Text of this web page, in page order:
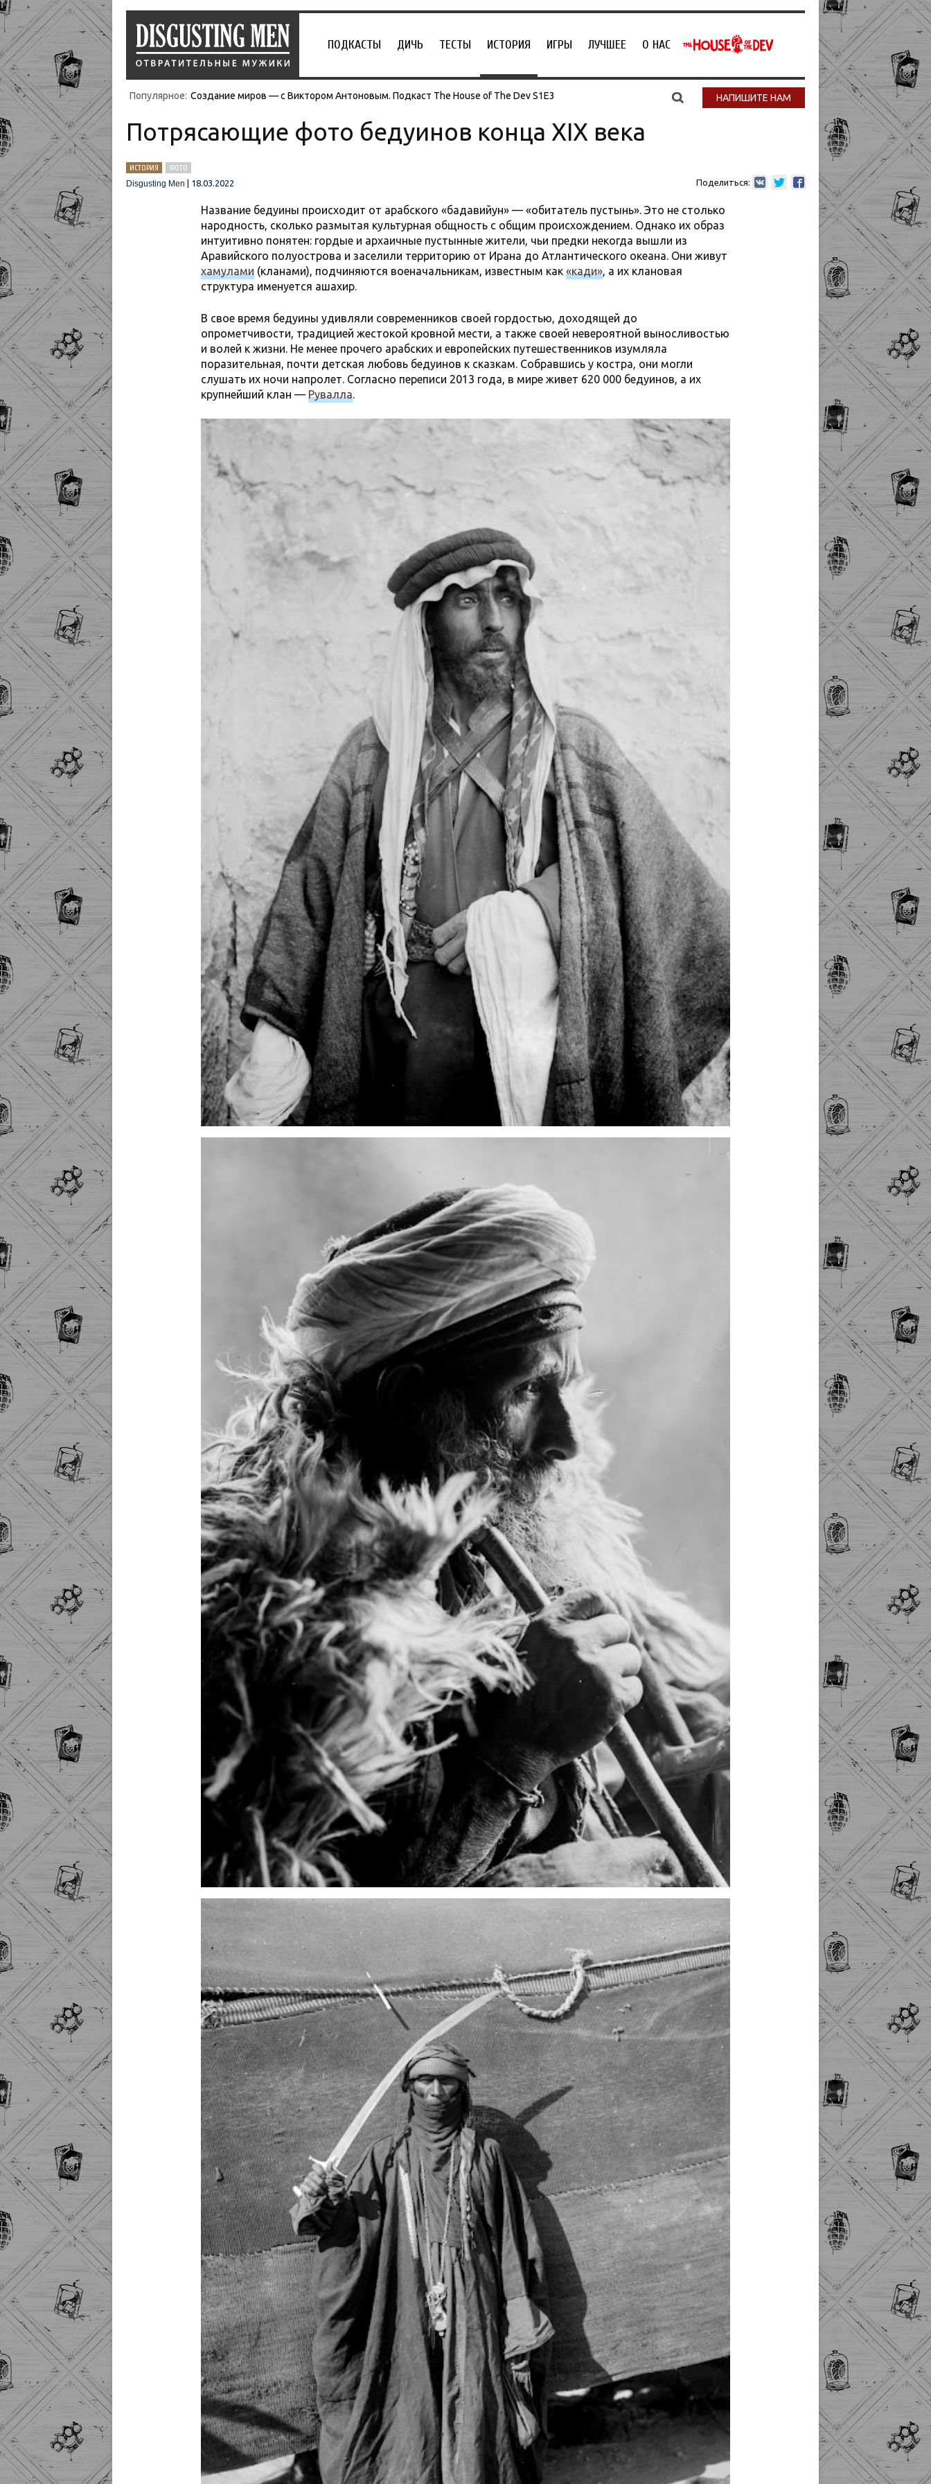
ПОДКАСТЫ ДИЧЬ ТЕСТЫ ИСТОРИЯ ИГРЫ ЛУЧШЕЕ О НАС
Популярное: Создание миров — с Виктором Антоновым. Подкаст The House of The Dev S1E3 НАПИШИТЕ НАМ
Потрясающие фото бедуинов конца XIX века
ИСТОРИЯ
ФОТО
Disgusting Men
18.03.2022 Поделиться:
Название бедуины происходит от арабского «бадавийун» — «обитатель пустынь». Это не столько
народность, сколько размытая культурная общность с общим происхождением. Однако их образ
интуитивно понятен: гордые и архаичные пустынные жители, чьи предки некогда вышли из
Аравийского полуострова и заселили территорию от Ирана до Атлантического океана. Они живут
хамулами (кланами), подчиняются военачальникам, известным как «кади», а их клановая
структура именуется ашахир.
В свое время бедуины удивляли современников своей гордостью, доходящей до
опрометчивости, традицией жестокой кровной мести, а также своей невероятной выносливостью
и волей к жизни. Не менее прочего арабских и европейских путешественников изумляла
поразительная, почти детская любовь бедуинов к сказкам. Собравшись у костра, они могли
слушать их ночи напролет. Согласно переписи 2013 года, в мире живет 620 000 бедуинов, а их
крупнейший клан — Рувалла.